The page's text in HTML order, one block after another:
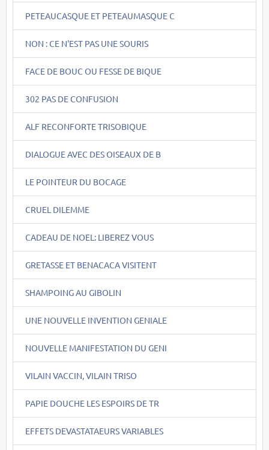
PETEAUCASQUE ET PETEAUMASQUE C
NON : CE N'EST PAS UNE SOURIS
FACE DE BOUC OU FESSE DE BIQUE
302 PAS DE CONFUSION
ALF RECONFORTE TRISOBIQUE
DIALOGUE AVEC DES OISEAUX DE B
LE POINTEUR DU BOCAGE
CRUEL DILEMME
CADEAU DE NOEL: LIBEREZ VOUS
GRETASSE ET BENACACA VISITENT
SHAMPOING AU GIBOLIN
UNE NOUVELLE INVENTION GENIALE
NOUVELLE MANIFESTATION DU GENI
VILAIN VACCIN, VILAIN TRISO
PAPIE DOUCHE LES ESPOIRS DE TR
EFFETS DEVASTATAEURS VARIABLES